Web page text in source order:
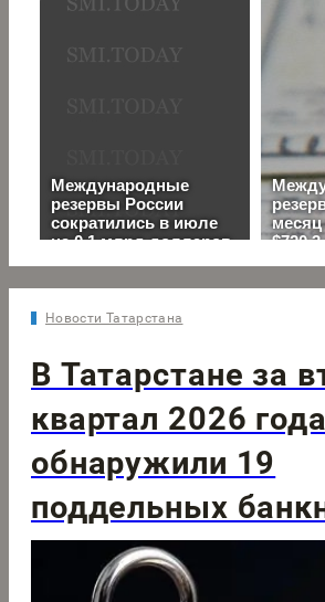
Новости Татарстана
В Татарстане за
квартал 2026 года
обнаружили 19
поддельных